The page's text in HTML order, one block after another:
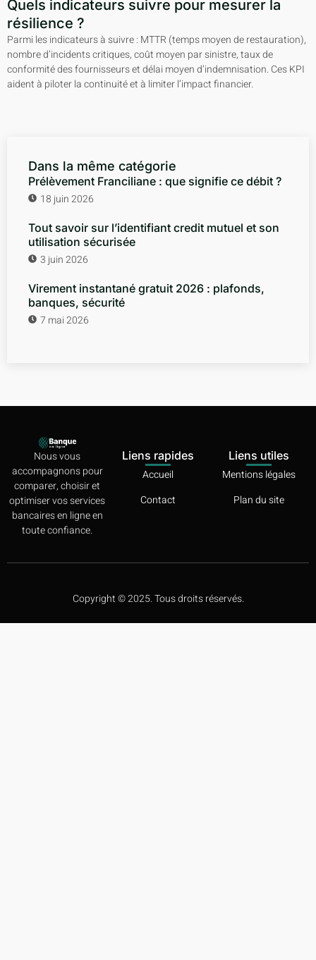
Quels indicateurs suivre pour mesurer la
résilience ?
Parmi les indicateurs à suivre : MTTR (temps moyen de restauration),
nombre d’incidents critiques, coût moyen par sinistre, taux de
conformité des fournisseurs et délai moyen d’indemnisation. Ces KPI
aident à piloter la continuité et à limiter l’impact financier.
Dans la même catégorie
Prélèvement Franciliane : que signifie ce débit ?
18 juin 2026
Tout savoir sur l’identifiant credit mutuel et son
utilisation sécurisée
3 juin 2026
Virement instantané gratuit 2026 : plafonds,
banques, sécurité
7 mai 2026
Nous vous
accompagnons pour
comparer, choisir et
optimiser vos services
bancaires en ligne en
toute confiance.
Liens rapides
Accueil
Contact
Liens utiles
Mentions légales
Plan du site
Copyright © 2025. Tous droits réservés.